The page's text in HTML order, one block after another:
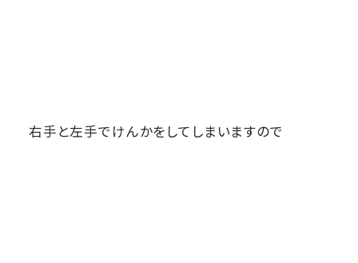
右手と左手でけんかをしてしまいますので